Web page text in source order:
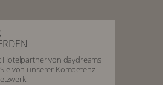
Hotelpartner von daydreams
von unserer Kompetenz